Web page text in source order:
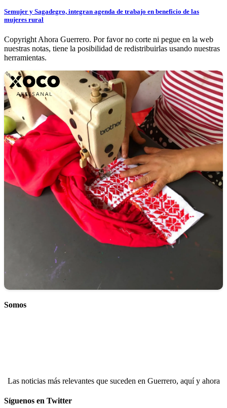
Semujer y Sagadegro, integran agenda de trabajo en beneficio de las
mujeres rural
Copyright Ahora Guerrero. Por favor no corte ni pegue en la web
nuestras notas, tiene la posibilidad de redistribuirlas usando nuestras
herramientas.
Somos
Las noticias más relevantes que suceden en Guerrero, aquí y ahora
Síguenos en Twitter